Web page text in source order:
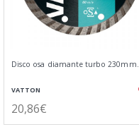
Disco osa diamante turbo 230mm.
VATTON
20,86€